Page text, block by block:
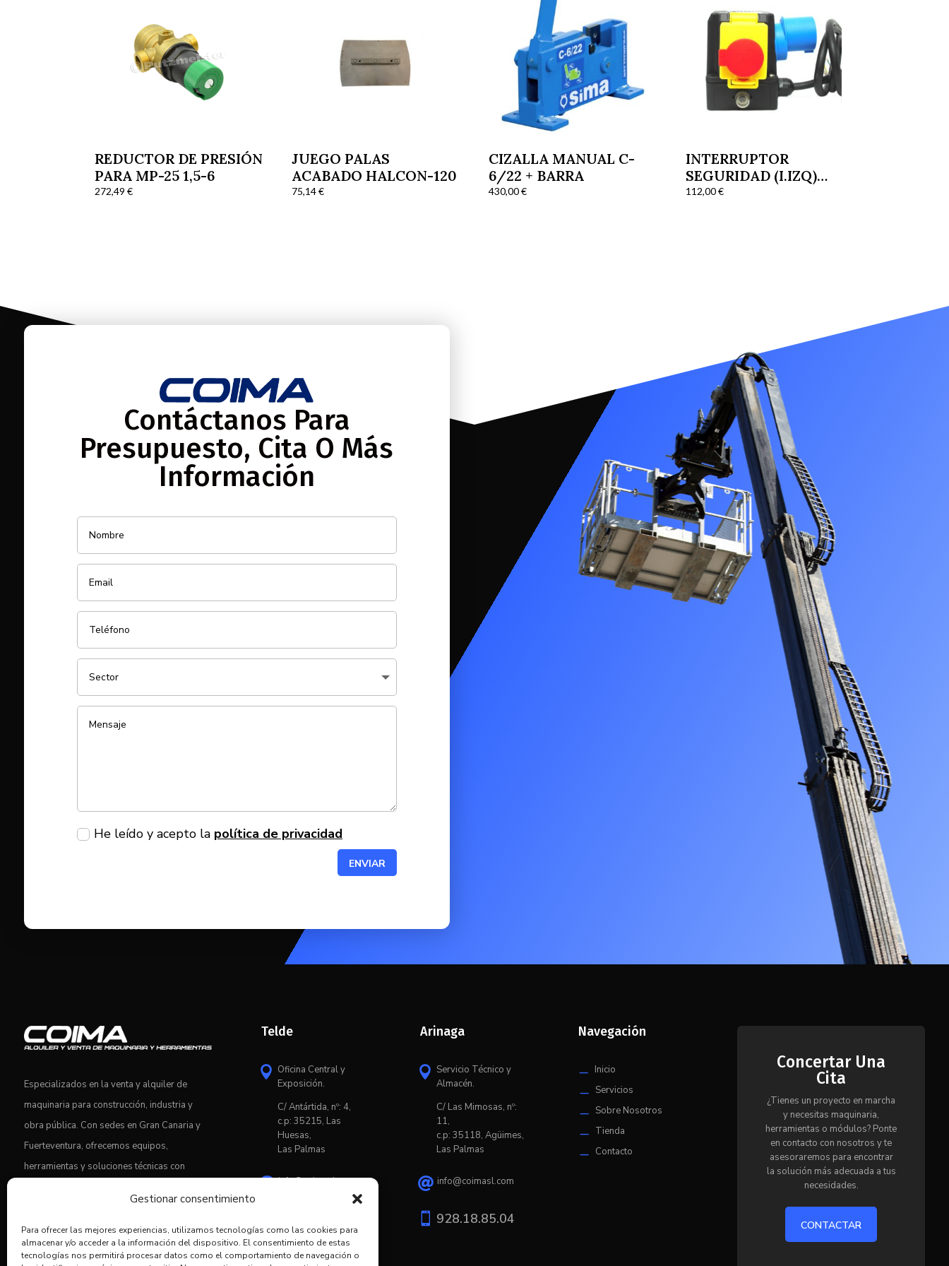
Gestionar consentimiento
Para ofrecer las mejores experiencias, utilizamos tecnologías como las cookies para
almacenar y/o acceder a la información del dispositivo. El consentimiento de estas
tecnologías nos permitirá procesar datos como el comportamiento de navegación o
REDUCTOR DE PRESIÓN
PARA MP-25 1,5-6
272,49€
JUEGO PALAS
ACABADO HALCON-120
75,14€
CIZALLA MANUAL C-
6/22 + BARRA
430,00€
INTERRUPTOR
SEGURIDAD (I.IZQ)
MONOFÁSICO R-
112,00€
Contáctanos Para
Presupuesto, Cita O Más
Información
He leído y acepto la política de privacidad
ENVIAR
Especializados en la venta y alquiler de
maquinaria para construcción, industria y
obra pública. Con sedes en Gran Canaria y
Fuerteventura, ofrecemos equipos,
herramientas y soluciones técnicas con
Telde
 Oficina Central y
Exposición.
C/ Antártida, nº: 4,
c.p: 35215, Las
Huesas,
Las Palmas
 info@coimasl.com
Arinaga
 Servicio Técnico y
Almacén.
C/ Las Mimosas, nº:
11,
c.p: 35118, Agüimes,
Las Palmas
 info@coimasl.com
 928.18.85.04
Navegación
K Inicio
K Servicios
K Sobre Nosotros
K Tienda
K Contacto
Concertar Una
Cita
¿Tienes un proyecto en marcha
y necesitas maquinaria,
herramientas o módulos? Ponte
en contacto con nosotros y te
asesoraremos para encontrar
la solución más adecuada a tus
necesidades.
CONTACTAR